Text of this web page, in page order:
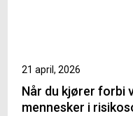
21 april, 2026
Når du kjører forbi
mennesker i